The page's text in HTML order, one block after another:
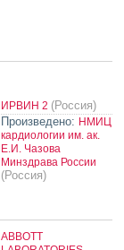
ИРВИН 2 (Россия)
Произведено: НМИЦ
кардиологии им. ак.
Е.И. Чазова
Минздрава России
(Россия)
ABBOTT